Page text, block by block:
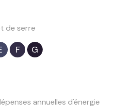
de serre
F G
annuelles d'énergie